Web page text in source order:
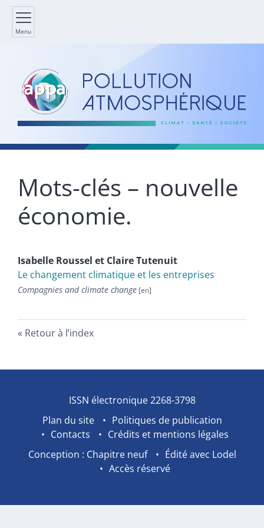
Menu
Mots-clés – nouvelle
économie.
Isabelle Roussel et ClaireTutenuit
Le changement climatique et les entreprises
Compagnies and climate change
Retour à l’index
ISSN électronique 2268-3798
Plan du site
Politiques de publication
Contacts
Crédits et mentions légales
Conception : Chapitre neuf
Édité avec Lodel
Accès réservé